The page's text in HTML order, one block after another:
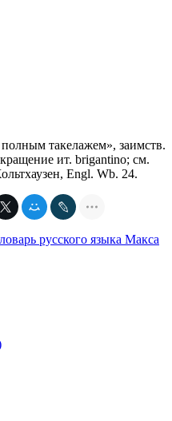
такелажем», заимств.
ит. brigantino; см.
Engl. Wb. 24.
русского языка Макса